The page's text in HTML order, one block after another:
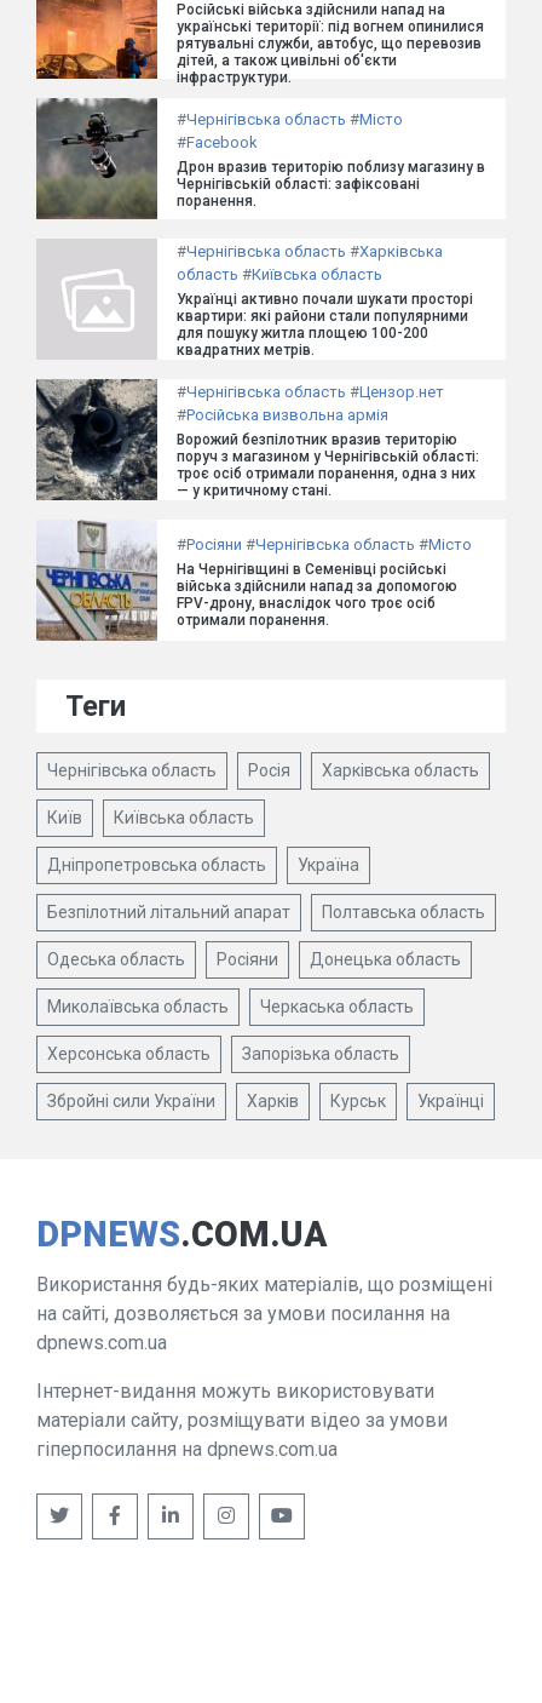
Російські війська здійснили напад на
українські території: під вогнем опинилися
рятувальні служби, автобус, що перевозив
дітей, а також цивільні об'єкти
інфраструктури.
#Чернігівська область #Місто
#Facebook
Дрон вразив територію поблизу магазину в
Чернігівській області: зафіксовані
поранення.
#Чернігівська область #Харківська
область #Київська область
Українці активно почали шукати просторі
квартири: які райони стали популярними
для пошуку житла площею 100-200
квадратних метрів.
#Чернігівська область #Цензор.нет
#Російська визвольна армія
Ворожий безпілотник вразив територію
поруч з магазином у Чернігівській області:
троє осіб отримали поранення, одна з них
— у критичному стані.
#Росіяни #Чернігівська область #Місто
На Чернігівщині в Семенівці російські
війська здійснили напад за допомогою
FPV-дрону, внаслідок чого троє осіб
отримали поранення.
Теги
Чернігівська область Росія Харківська область
Київ Київська область
Дніпропетровська область Україна
Безпілотний літальний апарат Полтавська область
Одеська область Росіяни Донецька область
Миколаївська область Черкаська область
Херсонська область Запорізька область
Збройні сили України Харків Курськ Українці
DPNEWS.COM.UA
Використання будь-яких матеріалів, що розміщені
на сайті, дозволяється за умови посилання на
dpnews.com.ua
Інтернет-видання можуть використовувати
матеріали сайту, розміщувати відео за умови
гіперпосилання на dpnews.com.ua